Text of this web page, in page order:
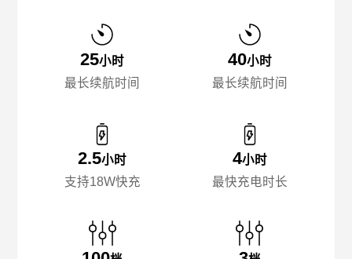
25小时
最长续航时间
2.5小时
支持18W快充
40小时
最长续航时间
4小时
最快充电时长